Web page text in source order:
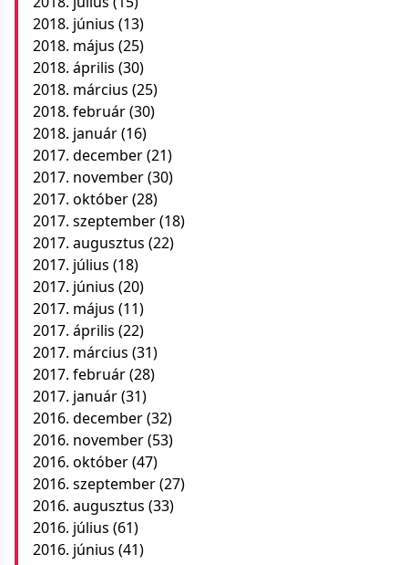
2018. június (13)
2018. május (25)
2018. április (30)
2018. március (25)
2018. február(30)
2018. január(16)
2017. december(21)
2017. november(30)
2017. október(28)
2017. szeptember(18)
2017. augusztus (22)
2017. július (18)
2017. június (20)
2017. május (11)
2017. április (22)
2017. március (31)
2017. február(28)
2017. január(31)
2016. december(32)
2016. november(53)
2016. október(47)
2016. szeptember(27)
2016. augusztus (33)
2016. július (61)
2016. június (41)